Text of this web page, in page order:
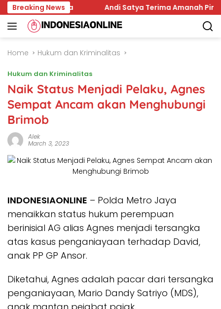
Skip
to
content
Breaking News
Samarinda Andi Satya Terima Amanah Pimpin
Home Hukum dan Kriminalitas
Hukum dan Kriminalitas
Naik Status Menjadi Pelaku, Agnes
Sempat Ancam akan Menghubungi
Brimob
Alek
March 3, 2023
INDONESIAONLINE – Polda Metro Jaya
menaikkan status hukum perempuan
berinisial AG alias Agnes menjadi tersangka
atas kasus penganiayaan terhadap David,
anak PP GP Ansor.
Diketahui, Agnes adalah pacar dari tersangka
penganiayaan, Mario Dandy Satriyo (MDS),